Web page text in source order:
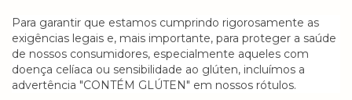
Para garantir que estamos cumprindo rigorosamente as
exigências legais e, mais importante, para proteger a saúde
de nossos consumidores, especialmente aqueles com
doença celíaca ou sensibilidade ao glúten, incluímos a
advertência "CONTÉM GLÚTEN" em nossos rótulos.